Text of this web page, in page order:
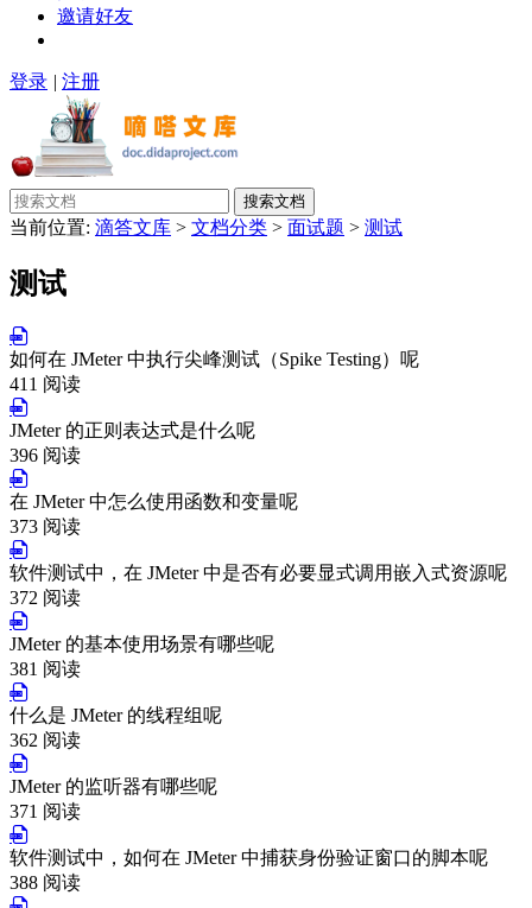
邀请好友
登录 | 注册
搜索文档
当前位置: 滴答文库 > 文档分类 > 面试题 > 测试
测试
如何在 JMeter 中执行尖峰测试（Spike Testing）呢
411 阅读
JMeter 的正则表达式是什么呢
396 阅读
在 JMeter 中怎么使用函数和变量呢
373 阅读
软件测试中，在 JMeter 中是否有必要显式调用嵌入式资源呢
372 阅读
JMeter 的基本使用场景有哪些呢
381 阅读
什么是 JMeter 的线程组呢
362 阅读
JMeter 的监听器有哪些呢
371 阅读
软件测试中，如何在 JMeter 中捕获身份验证窗口的脚本呢
388 阅读